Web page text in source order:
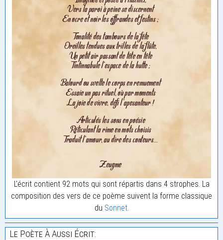
L'écrit contient 92 mots qui sont répartis dans 4 strophes. La
composition des vers de ce poème suivent la forme classique
du Sonnet.
Le Poète À Aussi Écrit: